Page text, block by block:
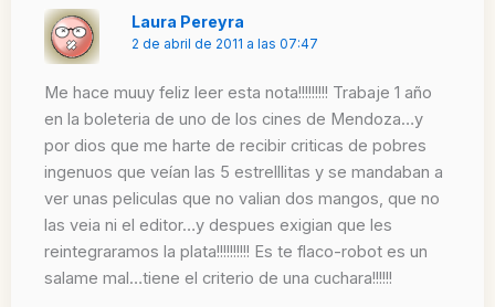
Laura Pereyra
2 de abril de 2011 a las 07:47
Me hace muuy feliz leer esta nota!!!!!!!!! Trabaje 1 año
en la boleteria de uno de los cines de Mendoza…y
por dios que me harte de recibir criticas de pobres
ingenuos que veían las 5 estrelllitas y se mandaban a
ver unas peliculas que no valian dos mangos, que no
las veia ni el editor…y despues exigian que les
reintegraramos la plata!!!!!!!!!! Es te flaco-robot es un
salame mal…tiene el criterio de una cuchara!!!!!!